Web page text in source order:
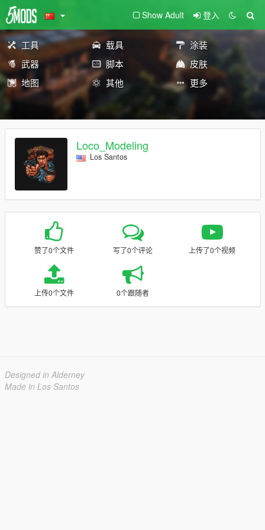
Show Adult 登入
工具 载具
涂装
武器
脚本
皮肤
地图
其他 更多
Loco_Modeling
Los Santos
赞了0个文件 写了0个评论 上传了0个视频
上传0个文件 0个跟随者
Designed in Alderney
Made in Los Santos